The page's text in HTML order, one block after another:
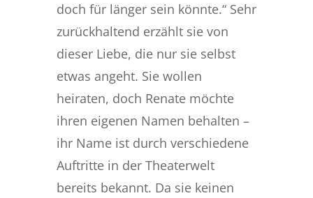
doch für länger sein könnte.“ Sehr
zurückhaltend erzählt sie von
dieser Liebe, die nur sie selbst
etwas angeht. Sie wollen
heiraten, doch Renate möchte
ihren eigenen Namen behalten –
ihr Name ist durch verschiedene
Auftritte in der Theaterwelt
bereits bekannt. Da sie keinen